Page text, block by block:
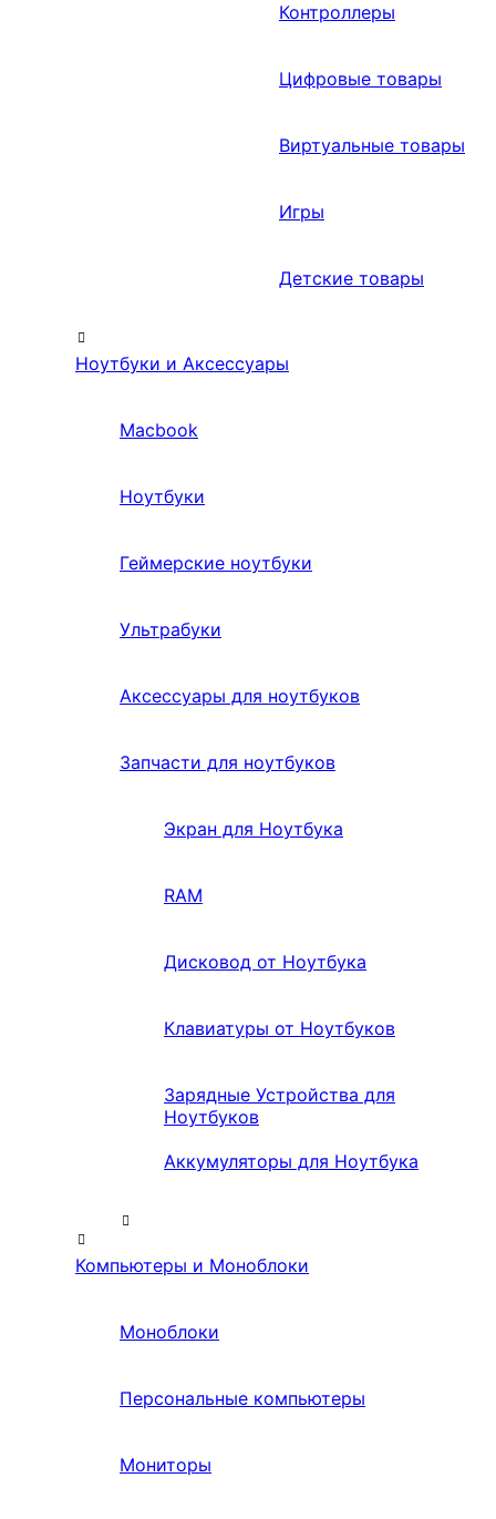
Контроллеры
Цифровые товары
Виртуальные товары
Игры
Детские товары
Ноутбуки и Аксессуары
Macbook
Ноутбуки
Геймерские ноутбуки
Ультрабуки
Аксессуары для ноутбуков
Запчасти для ноутбуков
Экран для Ноутбука
RAM
Дисковод от Ноутбука
Клавиатуры от Ноутбуков
Зарядные Устройства для
Ноутбуков
Аккумуляторы для Ноутбука
Компьютеры и Моноблоки
Моноблоки
Персональные компьютеры
Мониторы